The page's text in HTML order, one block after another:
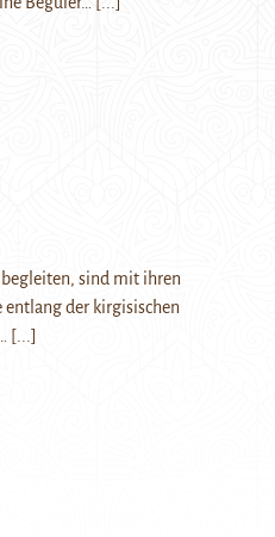
begleiten, sind mit ihren
der kirgisischen
[...]